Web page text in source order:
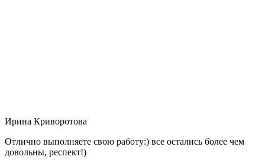
Ирина Криворотова
Отлично выполняете свою работу:) все остались более чем
довольны, респект!)